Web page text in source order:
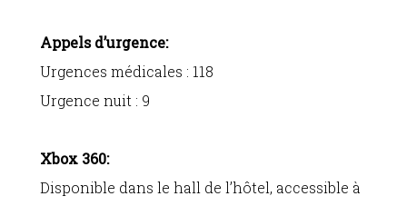
Appels d’urgence:
Urgences médicales : 118
Urgence nuit : 9
Xbox 360:
Disponible dans le hall de l’hôtel, accessible à